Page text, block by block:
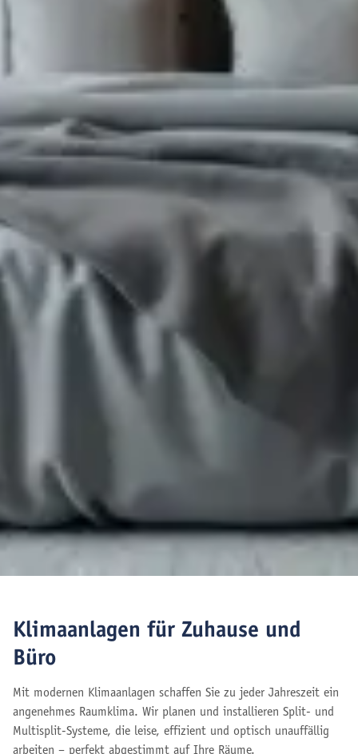
Klimaanlagen für Zuhause und
Büro
Mit modernen Klimaanlagen schaffen Sie zu jeder Jahreszeit ein
angenehmes Raumklima. Wir planen und installieren Split- und
Multisplit-Systeme, die leise, effizient und optisch unauffällig
arbeiten – perfekt abgestimmt auf Ihre Räume.